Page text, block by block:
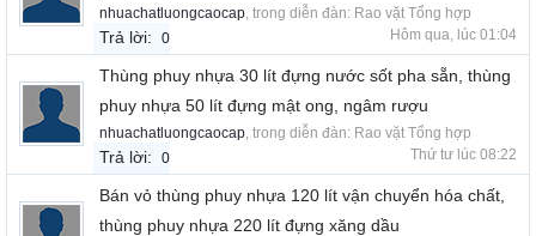
nhuachatluongcaocap , trong diễn đàn: Rao vặt Tổng hợp
Trả lời: 0 Hôm qua, lúc 01:04
Thùng phuy nhựa 30 lít đựng nước sốt pha sẵn, thùng
phuy nhựa 50 lít đựng mật ong, ngâm rượu
nhuachatluongcaocap , trong diễn đàn: Rao vặt Tổng hợp
Trả lời: 0 Thứ tư lúc 08:22
Bán vỏ thùng phuy nhựa 120 lít vận chuyển hóa chất,
thùng phuy nhựa 220 lít đựng xăng dầu